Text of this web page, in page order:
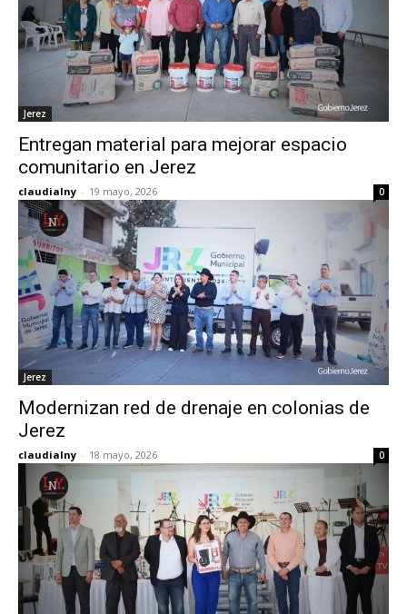
Jerez
Entregan material para mejorar espacio
comunitario en Jerez
claudialny - 19 mayo, 2026 0
Jerez
Modernizan red de drenaje en colonias de
Jerez
claudialny - 18 mayo, 2026 0